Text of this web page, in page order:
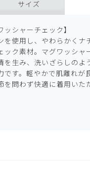
サイズ
ッシャーチェック】
を使用し、やわらかくナ
ック素材。マグワッシャ
を生み、洗いざらしのよ
です。軽やかで肌離れが
を問わず快適に着用いた